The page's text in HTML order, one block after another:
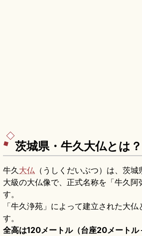
茨城県・牛久大仏とは？
牛久 大仏 （うしくだいぶつ）は、茨
大級の大仏像で、正式名称を「牛久阿
す。
「牛久浄苑」によって建立された大仏
す。
全高は120メートル（台座20メートル